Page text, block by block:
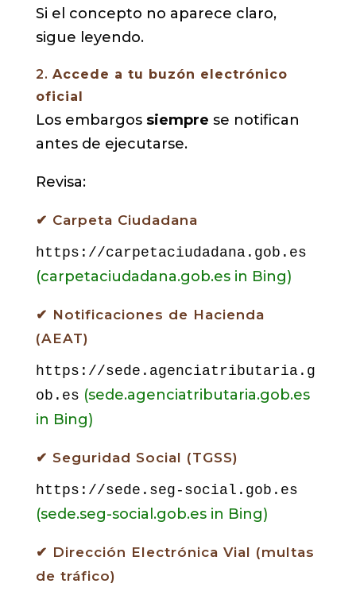
Si el concepto no aparece claro,
sigue leyendo.
2. Accede a tu buzón electrónico
oficial
Los embargos siempre se notifican
antes de ejecutarse.
Revisa:
✔ Carpeta Ciudadana
https://carpetaciudadana.gob.es
(carpetaciudadana.gob.es in Bing)
✔ Notificaciones de Hacienda
(AEAT)
https://sede.agenciatributaria.g
ob.es (sede.agenciatributaria.gob.es
in Bing)
✔ Seguridad Social (TGSS)
https://sede.seg-social.gob.es
(sede.seg-social.gob.es in Bing)
✔ Dirección Electrónica Vial (multas
de tráfico)